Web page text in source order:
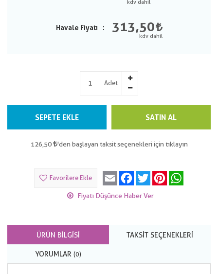
Havale Fiyatı 313,50
Adet
SEPETE EKLE SATIN AL
126,50 'den başlayan taksit seçenekleri için tıklayın
Favorilere Ekle Email Facebook
Twitter Pinterest
Fiyatı Düşünce Haber Ver
ÜRÜN BILGISI TAKSIT SEÇENEKLERI
YORUMLAR (0)